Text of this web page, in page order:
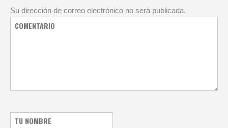
Su dirección de correo electrónico no será publicada.